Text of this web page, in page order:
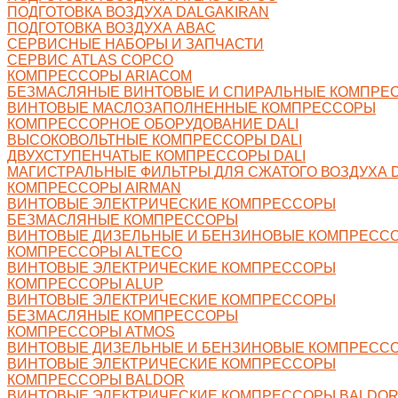
ПОДГОТОВКА ВОЗДУХА DALGAKIRAN
ПОДГОТОВКА ВОЗДУХА ABAC
СЕРВИСНЫЕ НАБОРЫ И ЗАПЧАСТИ
СЕРВИС ATLAS COPCO
КОМПРЕССОРЫ ARIACOM
БЕЗМАСЛЯНЫЕ ВИНТОВЫЕ И СПИРАЛЬНЫЕ
ВИНТОВЫЕ МАСЛОЗАПОЛНЕННЫЕ КОМПРЕССОРЫ
КОМПРЕССОРНОЕ ОБОРУДОВАНИЕ DALI
ВЫСОКОВОЛЬТНЫЕ КОМПРЕССОРЫ DALI
ДВУХСТУПЕНЧАТЫЕ КОМПРЕССОРЫ DALI
МАГИСТРАЛЬНЫЕ ФИЛЬТРЫ ДЛЯ СЖАТОГО ВОЗДУХА
КОМПРЕССОРЫ AIRMAN
ВИНТОВЫЕ ЭЛЕКТРИЧЕСКИЕ КОМПРЕССОРЫ
БЕЗМАСЛЯНЫЕ КОМПРЕССОРЫ
ВИНТОВЫЕ ДИЗЕЛЬНЫЕ И БЕНЗИНОВЫЕ
КОМПРЕССОРЫ ALTECO
ВИНТОВЫЕ ЭЛЕКТРИЧЕСКИЕ КОМПРЕССОРЫ
КОМПРЕССОРЫ ALUP
ВИНТОВЫЕ ЭЛЕКТРИЧЕСКИЕ КОМПРЕССОРЫ
БЕЗМАСЛЯНЫЕ КОМПРЕССОРЫ
КОМПРЕССОРЫ ATMOS
ВИНТОВЫЕ ДИЗЕЛЬНЫЕ И БЕНЗИНОВЫЕ
ВИНТОВЫЕ ЭЛЕКТРИЧЕСКИЕ КОМПРЕССОРЫ
КОМПРЕССОРЫ BALDOR